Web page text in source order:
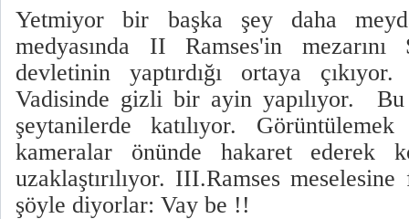
Yetmiyor bir başka şey daha
medyasında II Ramses'in
devletinin yaptırdığı ortaya
Vadisinde gizli bir ayin yapılıyor.
şeytanilerde katılıyor.
kameralar önünde hakaret ederek
uzaklaştırılıyor. III.Ramses
şöyle diyorlar: Vay be !!